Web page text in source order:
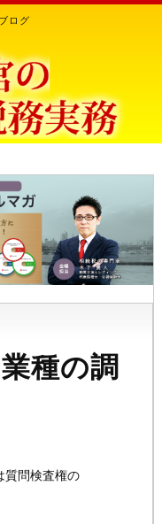
ログ
種の調
質問検査権の